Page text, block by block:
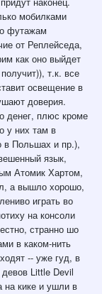
мобилками
футажам
от Реплейседа,
как оно выйдет
т.к. все
освещение в
доверия.
денег, плюс кроме
у них там в
в Польшах и пр.),
язык,
Атомик Хартом,
а вышло хорошо,
играть во
на консоли
странно шо
в каком-нить
-- уже гуд, в
Little Devil
на кике и ушли в